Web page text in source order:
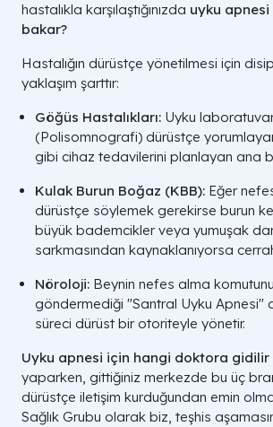
hastalıkla karşılaştığınızda uyku
bakar?
Hastalığın dürüstçe yönetilmesi için
yaklaşım şarttır:
Göğüs Hastalıkları: Uyku
(Polisomnografi) dürüstçe
gibi cihaz tedavilerini planlayan ana
Kulak Burun Boğaz (KBB): Eğer
dürüstçe söylemek gerekirse burun
büyük bademcikler veya yumuşak
sarkmasından kaynaklanıyorsa
Nöroloji: Beynin nefes alma
göndermediği "Santral Uyku Apnesi"
süreci dürüst bir otoriteyle yönetir.
Uyku apnesi için hangi doktora gidilir
yaparken, gittiğiniz merkezde bu üç
dürüstçe iletişim kurduğundan emin
Sağlık Grubu olarak biz, teşhis